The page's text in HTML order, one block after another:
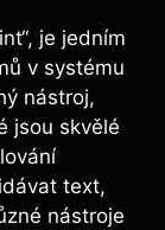
je jedním
v systému
nástroj,
jsou skvělé
text,
nástroje